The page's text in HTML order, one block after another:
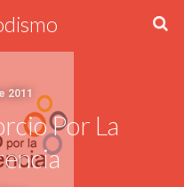
2011
Por La